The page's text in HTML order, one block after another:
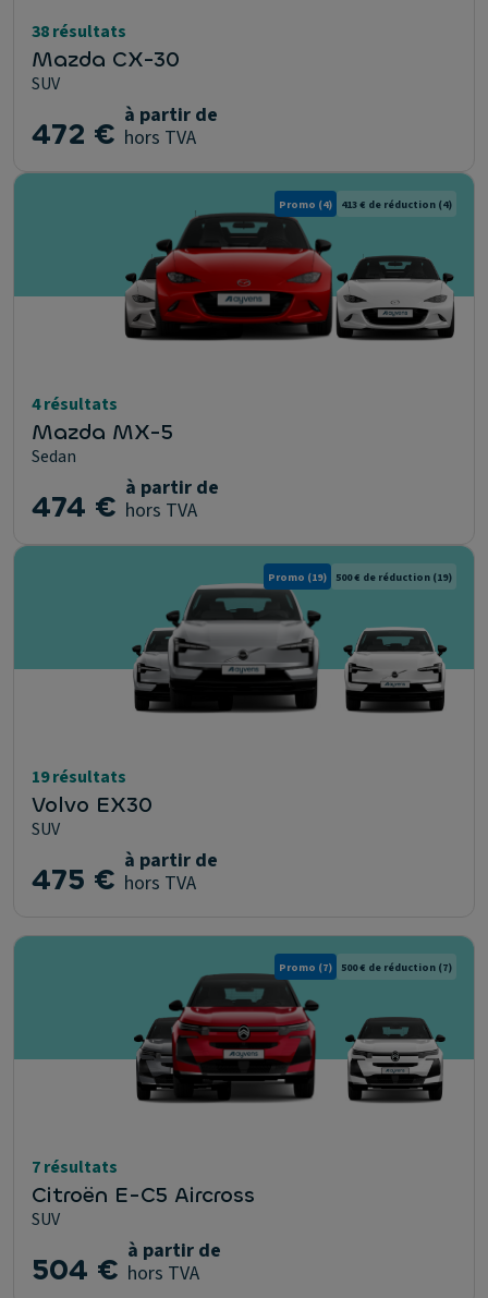
38 résultats
Mazda CX-30
SUV
472 € à partir de
hors TVA
Promo (4) 413 € de réduction (4)
4 résultats
Mazda MX-5
Sedan
474 € à partir de
hors TVA
Promo (19) 500 € de réduction (19)
19 résultats
Volvo EX30
SUV
475 € à partir de
hors TVA
Promo (7) 500 € de réduction (7)
7 résultats
Citroën E-C5 Aircross
SUV
504 € à partir de
hors TVA